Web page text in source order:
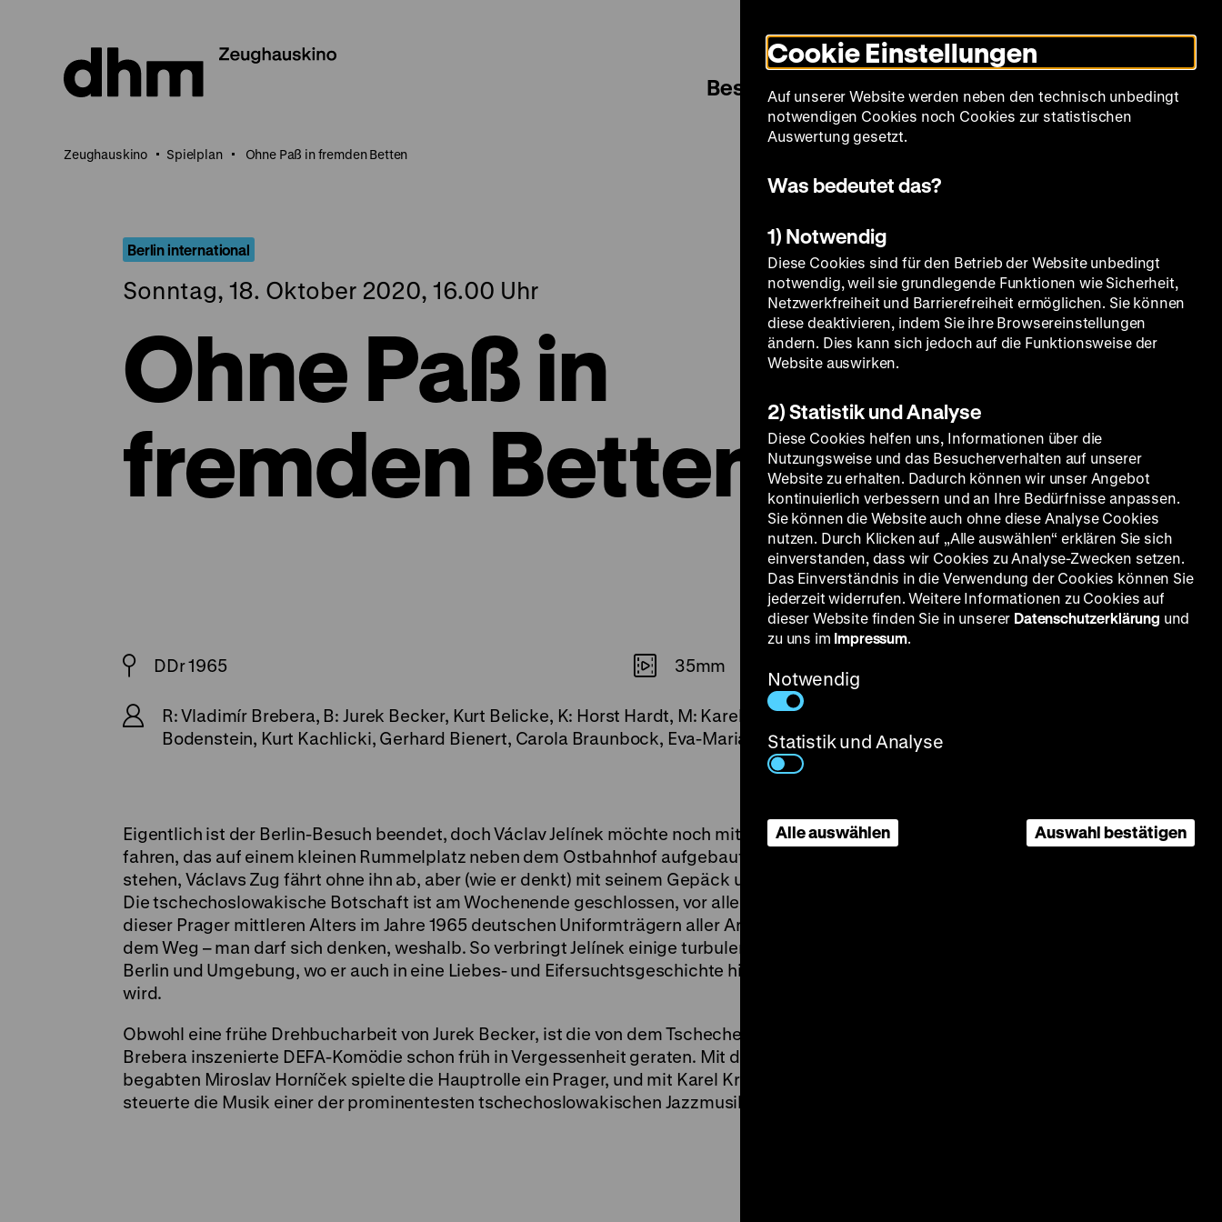
Seiteninhalt
springen
Modus
umschalten
Sprache
Besuch Spielplan Filmreihen Über uns
Zeughauskino Spielplan Ohne Paß in fremden Betten
Berlin international
Sonntag, 18. Oktober 2020, 16.00 Uhr
Ohne Paß in
fremden Betten
DDr 1965 35mm
R: Vladimír Brebera, B: Jurek Becker, Kurt Belicke, K: Horst Hardt, M: Karel Krautgartner, D: Miroslav Horníček, Christel
Bodenstein, Kurt Kachlicki, Gerhard Bienert, Carola Braunbock, Eva-Maria Hagen, Gerd E. Schäfer, 90’
Eigentlich ist der Berlin-Besuch beendet, doch Václav Jelínek möchte noch mit dem Riesenrad
fahren, das auf einem kleinen Rummelplatz neben dem Ostbahnhof aufgebaut ist. Das bleibt
stehen, Václavs Zug fährt ohne ihn ab, aber (wie er denkt) mit seinem Gepäck und seinem Pass.
Die tschechoslowakische Botschaft ist am Wochenende geschlossen, vor allem aber geht
dieser Prager mittleren Alters im Jahre 1965 deutschen Uniformträgern aller Art möglichst aus
dem Weg – man darf sich denken, weshalb. So verbringt Jelínek einige turbulente Tage in Ost-
Berlin und Umgebung, wo er auch in eine Liebes- und Eifersuchtsgeschichte hineingezogen
wird.
Obwohl eine frühe Drehbucharbeit von Jurek Becker, ist die von dem Tschechen Vladimír
Brebera inszenierte DEFA-Komödie schon früh in Vergessenheit geraten. Mit dem vielseitig
begabten Miroslav Horníček spielte die Hauptrolle ein Prager, und mit Karel Krautgartner
steuerte die Musik einer der prominentesten tschechoslowakischen Jazzmusiker bei. (gym)
Cookie Einstellungen
Auf unserer Website werden neben den technisch unbedingt
notwendigen Cookies noch Cookies zur statistischen
Auswertung gesetzt.
Was bedeutet das?
1) Notwendig
Diese Cookies sind für den Betrieb der Website unbedingt
notwendig, weil sie grundlegende Funktionen wie Sicherheit,
Netzwerkfreiheit und Barrierefreiheit ermöglichen. Sie können
diese deaktivieren, indem Sie ihre Browsereinstellungen
ändern. Dies kann sich jedoch auf die Funktionsweise der
Website auswirken.
2) Statistik und Analyse
Diese Cookies helfen uns, Informationen über die
Nutzungsweise und das Besucherverhalten auf unserer
Website zu erhalten. Dadurch können wir unser Angebot
kontinuierlich verbessern und an Ihre Bedürfnisse anpassen.
Sie können die Website auch ohne diese Analyse Cookies
nutzen. Durch Klicken auf „Alle auswählen“ erklären Sie sich
einverstanden, dass wir Cookies zu Analyse-Zwecken setzen.
Das Einverständnis in die Verwendung der Cookies können Sie
jederzeit widerrufen. Weitere Informationen zu Cookies auf
dieser Website finden Sie in unserer Datenschutzerklärung und
zu uns im Impressum.
Notwendig
Statistik und Analyse
Alle auswählen Auswahl bestätigen